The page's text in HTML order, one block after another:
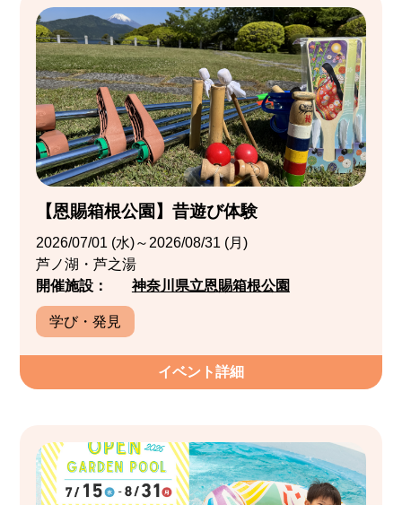
【恩賜箱根公園】昔遊び体験
2026/07/01 (水)～2026/08/31 (月)
芦ノ湖・芦之湯
開催施設：
神奈川県立恩賜箱根公園
学び・発見
イベント詳細